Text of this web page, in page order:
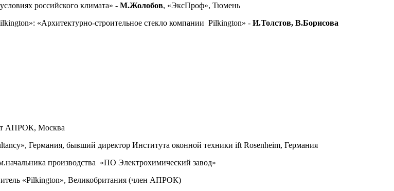
российского климата» - М.Жолобов, «ЭксПроф», Тюмень
«Архитектурно-строительное стекло компании Pilkington» - И.Толстов, В.Борисова
АПРОК, Москва
Германия, бывший директор Института оконной техники ift Rosenheim, Германия
производства «ПО Электрохимический завод»
«Pilkington», Великобритания (член АПРОК)